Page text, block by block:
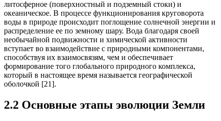
литосферное (поверхностный и подземный стоки) и
океаническое. В процессе функционирования круговорота
воды в природе происходит поглощение солнечной энергии и
распределение ее по земному шару. Вода благодаря своей
необычайной подвижности и химической активности
вступает во взаимодействие с природными компонентами,
способствуя их взаимосвязям, чем и обеспечивает
формирование того глобального природного комплекса,
который в настоящее время называется географической
оболочкой [21].
2.2 Основные этапы эволюции Земли